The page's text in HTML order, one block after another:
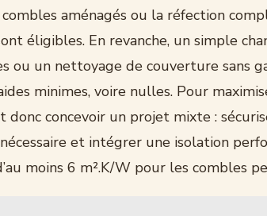
aménagés ou la réfection
éligibles. En revanche, un simple
ou un nettoyage de couverture sans
minimes, voire nulles. Pour
donc concevoir un projet mixte :
et intégrer une isolation
moins 6 m².K/W pour les combles